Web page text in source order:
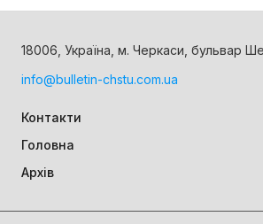
18006, Україна, м. Черкаси, бульвар
info@bulletin-chstu.com.ua
Контакти
Головна
Архів